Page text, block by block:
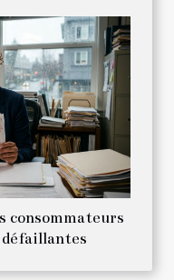
consommateurs
défaillantes